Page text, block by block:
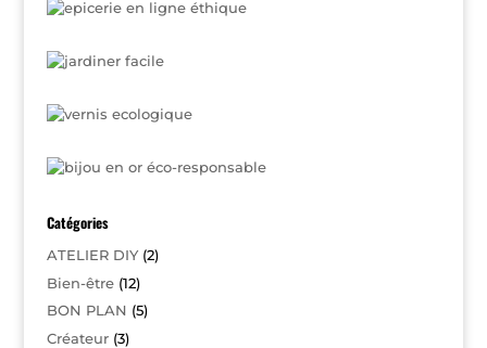
Catégories
ATELIER DIY(2)
Bien-être(12)
BON PLAN (5)
Créateur(3)